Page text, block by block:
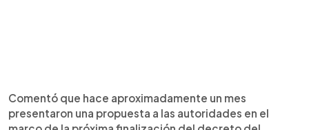
Comentó que hace aproximadamente un mes
presentaron una propuesta a las autoridades en el